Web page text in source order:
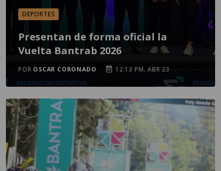
DEPORTES
Presentan de forma oficial la
Vuelta Bantrab 2026
POR OSCAR CORONADO 12:13 PM, ABR 23